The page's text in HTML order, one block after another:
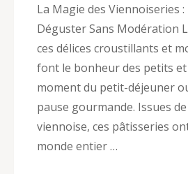
La Magie des Viennoiseries :
Déguster Sans Modération
ces délices croustillants et
font le bonheur des petits
moment du petit-déjeuner
pause gourmande. Issues
viennoise, ces pâtisseries
monde entier …